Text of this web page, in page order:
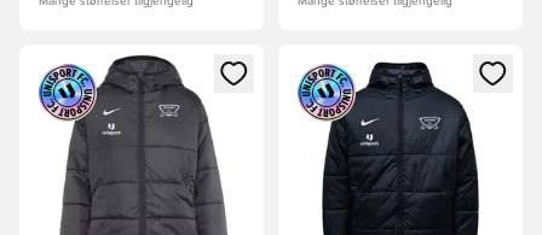
Åpner en Modal for å logge inn eller registrere deg som
Åpner en Modal for å logge